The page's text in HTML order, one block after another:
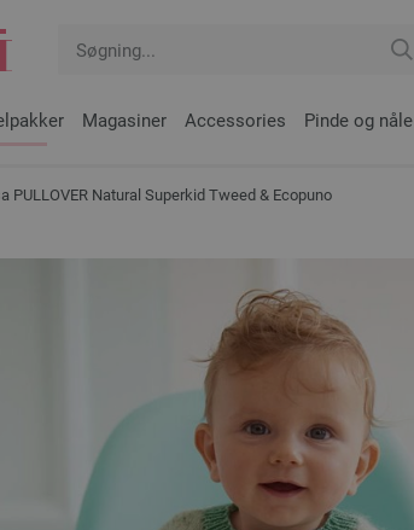
Magasiner Accessories Pinde og nåle
PULLOVER Natural Superkid Tweed & Ecopuno